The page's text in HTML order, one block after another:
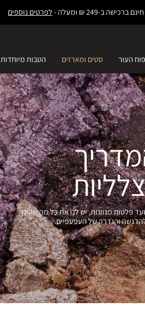
לפרטים נוספים
העור סטים ומארזים הטבות מיוחדות
פלטות מגוונות, יש לנו את כל מה שהינך
והגדרה של העפעפיים.